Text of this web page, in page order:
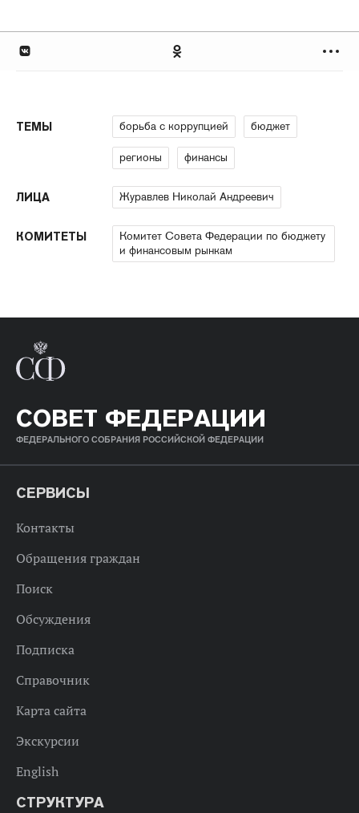
ТЕМЫ борьба с коррупцией бюджет
регионы финансы
ЛИЦА Журавлев Николай Андреевич
КОМИТЕТЫ
Комитет Совета Федерации по бюджету
и финансовым рынкам
СОВЕТ ФЕДЕРАЦИИ
ФЕДЕРАЛЬНОГО СОБРАНИЯ РОССИЙСКОЙ ФЕДЕРАЦИИ
СЕРВИСЫ
Контакты
Обращения граждан
Поиск
Обсуждения
Подписка
Справочник
Карта сайта
Экскурсии
English
СТРУКТУРА